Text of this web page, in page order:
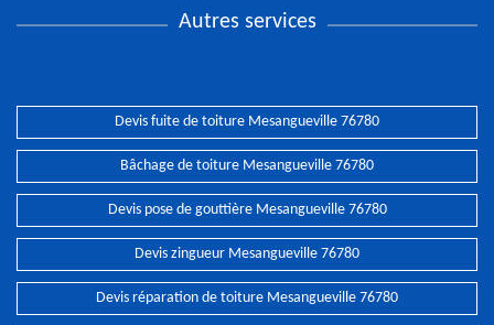
Autres services
Devis fuite de toiture Mesangueville 76780
Bâchage de toiture Mesangueville 76780
Devis pose de gouttière Mesangueville 76780
Devis zingueur Mesangueville 76780
Devis réparation de toiture Mesangueville 76780